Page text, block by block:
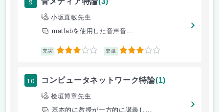
小坂直敏先生
matlabを使用した音声音...
充実 3 楽単 3
10 コンピュータネットワーク特論(1)
桧垣博章先生
基本的に教授が一方的に講義し...